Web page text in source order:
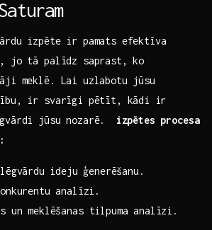
izpēte ir pamats efektīva
jo tā palīdz saprast, ko
meklē. Lai uzlabotu ⁢jūsu
ir svarīgi pētīt, kādi ⁢ir
jūsu​ nozarē.
izpētes‌ procesa
⁣ideju ⁢ģenerēšanu.
analīzi.
un meklēšanas tilpuma analīzi.